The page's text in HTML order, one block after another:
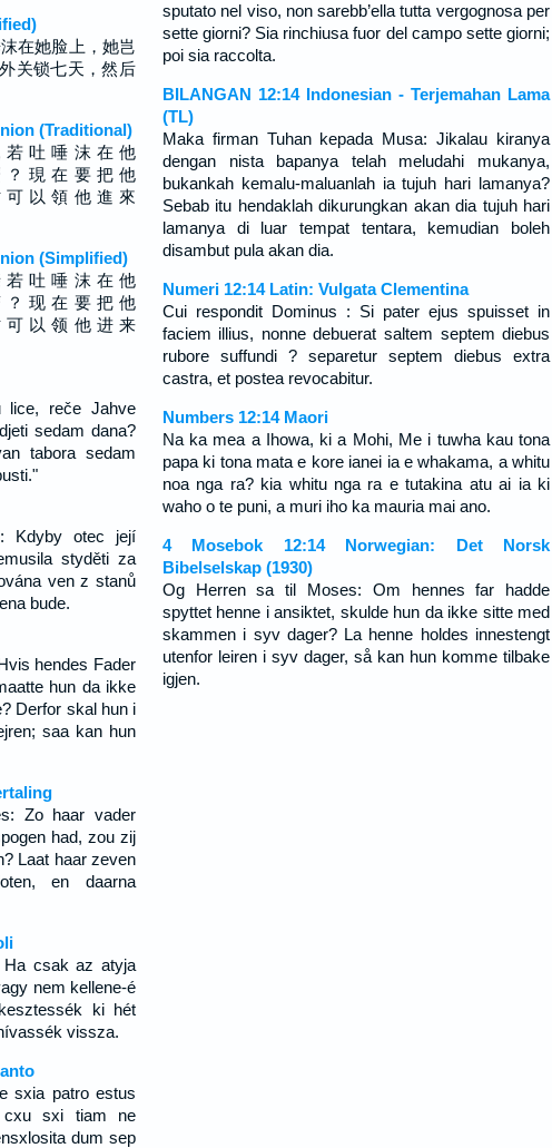
在她脸上，她岂
关锁七天，然后
(Traditional)
若 吐 唾 沫 在 他
？ 現 在 要 把 他
以 領 他 進 來
(Simplified)
若 吐 唾 沫 在 他
？ 现 在 要 把 他
可 以 领 他 进 来
lice, reče Jahve
sedam dana?
tabora sedam
Kdyby otec její
styděti za
ven z stanů
bude.
hendes Fader
hun da ikke
Derfor skal hun i
saa kan hun
Zo haar vader
had, zou zij
Laat haar zeven
en daarna
Ha csak az atyja
nem kellene-é
ki hét
vissza.
sxia patro estus
cxu sxi tiam ne
dum sep
sputato nel viso, non sarebb’ella tutta vergognosa per
sette giorni? Sia rinchiusa fuor del campo sette giorni;
poi sia raccolta.
BILANGAN 12:14 Indonesian - Terjemahan Lama
(TL)
Maka firman Tuhan kepada Musa: Jikalau kiranya
dengan nista bapanya telah meludahi mukanya,
bukankah kemalu-maluanlah ia tujuh hari lamanya?
Sebab itu hendaklah dikurungkan akan dia tujuh hari
lamanya di luar tempat tentara, kemudian boleh
disambut pula akan dia.
Numeri 12:14 Latin: Vulgata Clementina
Cui respondit Dominus : Si pater ejus spuisset in
faciem illius, nonne debuerat saltem septem diebus
rubore suffundi ? separetur septem diebus extra
castra, et postea revocabitur.
Numbers 12:14 Maori
Na ka mea a Ihowa, ki a Mohi, Me i tuwha kau tona
papa ki tona mata e kore ianei ia e whakama, a whitu
noa nga ra? kia whitu nga ra e tutakina atu ai ia ki
waho o te puni, a muri iho ka mauria mai ano.
4 Mosebok 12:14 Norwegian: Det Norsk
Bibelselskap (1930)
Og Herren sa til Moses: Om hennes far hadde
spyttet henne i ansiktet, skulde hun da ikke sitte med
skammen i syv dager? La henne holdes innestengt
utenfor leiren i syv dager, så kan hun komme tilbake
igjen.